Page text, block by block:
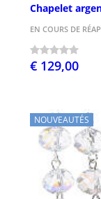
Chapelet
EN COURS DE
€ 129,00
NOUVEAUTÉS